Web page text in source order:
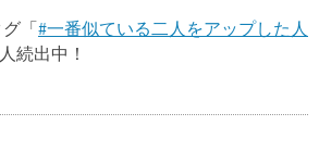
「#一番似ている二人をアップした人
続出中！